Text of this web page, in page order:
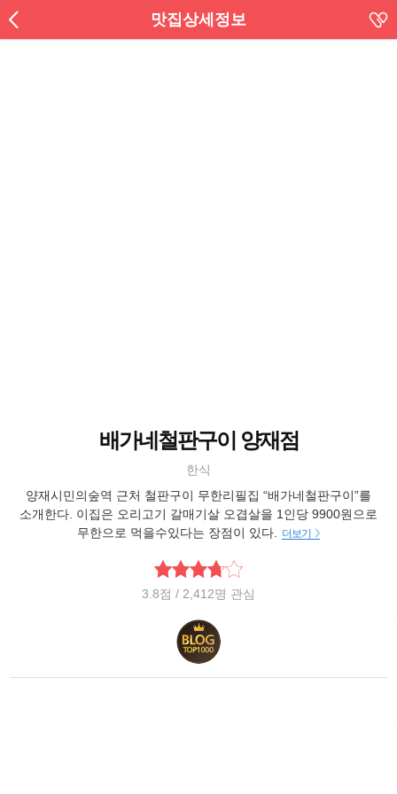
맛집상세정보
배가네철판구이 양재점
한식
양재시민의숲역 근처 철판구이 무한리필집 “배가네철판구이”를
소개한다. 이집은 오리고기 갈매기살 오겹살을 1인당 9900원으로
무한으로 먹을수있다는 장점이 있다.
더보기
3.8점 / 2,412명 관심